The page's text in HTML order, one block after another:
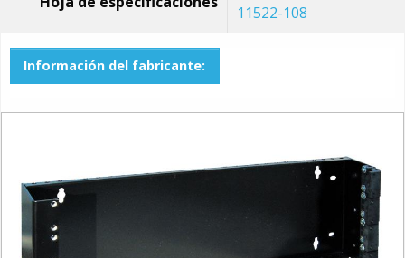
11522-108
Información del fabricante: